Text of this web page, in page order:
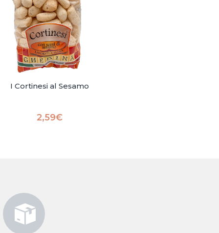
I Cortinesi al Sesamo
2,59€